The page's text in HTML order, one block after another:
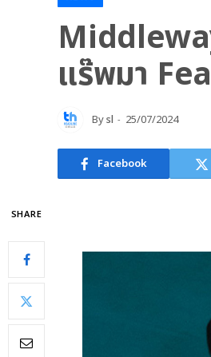
แร๊พมา
Bysl 25/07/2024
Facebook
SHARE